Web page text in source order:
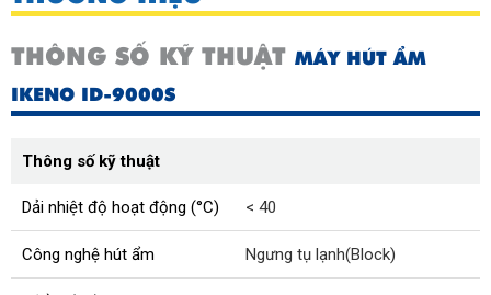
THÔNG SỐ KỸ THUẬT MÁY HÚT ẨM
IKENO ID-9000S
Thông số kỹ thuật
Dải nhiệt độ hoạt động (°C) < 40
Công nghệ hút ẩm Ngưng tụ lạnh(Block)